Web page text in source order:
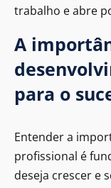
trabalho e abre
A
para o
Entender a
profissional é
deseja crescer e